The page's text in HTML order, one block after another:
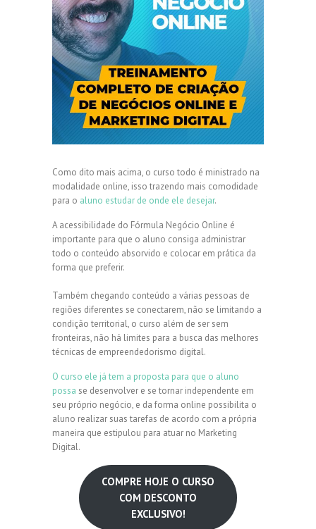
Como dito mais acima, o curso todo é ministrado na
modalidade online, isso trazendo mais comodidade
para o aluno estudar de onde ele desejar.
A acessibilidade do Fórmula Negócio Online é
importante para que o aluno consiga administrar
todo o conteúdo absorvido e colocar em prática da
forma que preferir.
Também chegando conteúdo a várias pessoas de
regiões diferentes se conectarem, não se limitando a
condição territorial, o curso além de ser sem
fronteiras, não há limites para a busca das melhores
técnicas de empreendedorismo digital.
O curso ele já tem a proposta para que o aluno
possa se desenvolver e se tornar independente em
seu próprio negócio, e da forma online possibilita o
aluno realizar suas tarefas de acordo com a própria
maneira que estipulou para atuar no Marketing
Digital.
COMPRE HOJE O CURSO
COM DESCONTO
EXCLUSIVO!